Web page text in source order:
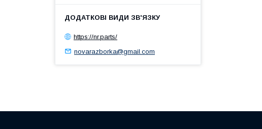
https://nr.parts/
novarazborka@gmail.com